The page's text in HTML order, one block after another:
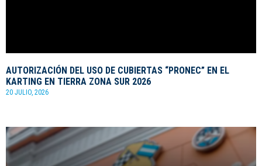
AUTORIZACIÓN DEL USO DE CUBIERTAS “PRONEC” EN EL
KARTING EN TIERRA ZONA SUR 2026
20 JULIO, 2026